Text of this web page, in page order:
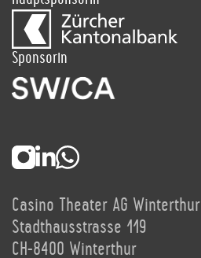
Sponsorin
Casino Theater AG Winterthur
Stadthausstrasse 119
CH-8400 Winterthur